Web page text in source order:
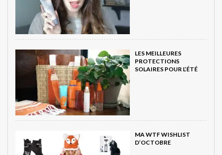
LES MEILLEURES
PROTECTIONS
SOLAIRES POUR L’ÉTÉ
MA WTF WISHLIST
D’OCTOBRE